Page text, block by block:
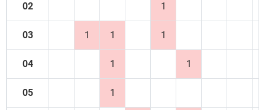
02 1
03 1 1 1
04 1 1
05 1